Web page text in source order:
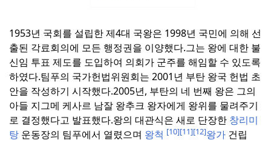
1953년 국회를 설립한 제4대 국왕은 1998년 국민에 의해 선
출된 각료회의에 모든 행정권을 이양했다.그는 왕에 대한 불
신임 투표 제도를 도입하여 의회가 군주를 해임할 수 있도록
하였다.팀푸의 국가헌법위원회는 2001년 부탄 왕국 헌법 초
안을 작성하기 시작했다.2005년, 부탄의 네 번째 왕은 그의
아들 지그메 케사르 남잘 왕추크 왕자에게 왕위를 물려주기
로 결정했다고 발표했다.왕의 대관식은 새로 단장한 창리미
탕 운동장의 팀푸에서 열렸으며 왕척 [10][11][12]왕가 건립